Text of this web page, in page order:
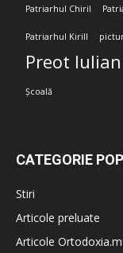
Patriarhul Chiril
Patriarhul Kirill
Preot
Școală
CATEGORIE
Stiri
Articole preluate
Articole